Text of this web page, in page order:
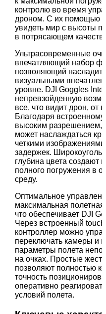
контролю во время
дроном. С их помощью
увидеть мир с высоты
в потрясающем
Ультрасовременные
впечатляющий набор
позволяющий
визуальными
уровне. DJI Goggles
непревзойденную
все, что видит дрон, от
Благодаря встроенному
высоким разрешением,
может наслаждаться
четкими
задержек.
глубина цвета создают
полного погружения в
среду.
Оптимальное
максимальная
что обеспечивает DJI
Через встроенный
контроллер можно
переключать камеры и
параметры полета
на очках. Простые
позволяют полностью
точность
оперативно
условий полета.